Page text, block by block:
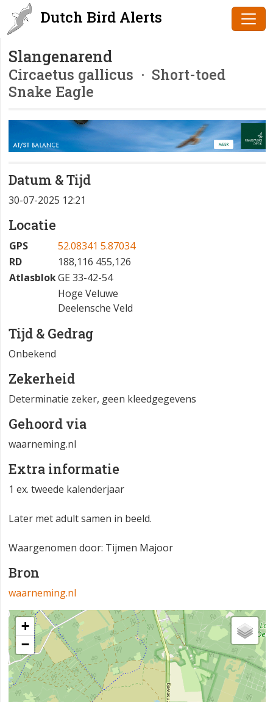
Dutch Bird Alerts
Slangenarend
Circaetus gallicus · Short-toed
Snake Eagle
Datum & Tijd
30-07-2025 12:21
Locatie
GPS
52.08341 5.87034
RD
188,116 455,126
AtlasblokGE 33-42-54
Hoge Veluwe
Deelensche Veld
Tijd & Gedrag
Onbekend
Zekerheid
Determinatie zeker, geen kleedgegevens
Gehoord via
waarneming.nl
Extra informatie
1 ex. tweede kalenderjaar
Later met adult samen in beeld.
Waargenomen door: Tijmen Majoor
Bron
waarneming.nl
+
−